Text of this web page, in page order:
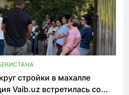
стройки в махалле
Vaib.uz встретилась со